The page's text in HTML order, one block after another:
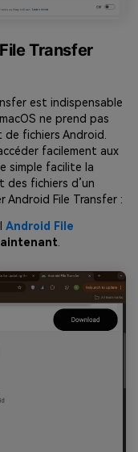
Transfer
est indispensable
ne prend pas
fichiers Android.
facilement aux
simple facilite la
fichiers d’un
Android File Transfer :
Android File